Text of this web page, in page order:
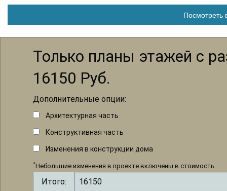
Посмотреть
Только планы этажей с
16150 Руб.
Дополнительные опции:
Архитектурная часть
Конструктивная часть
Изменения в конструкции дома
*Небольшие изменения в проекте включены в стоимость.
Итого: